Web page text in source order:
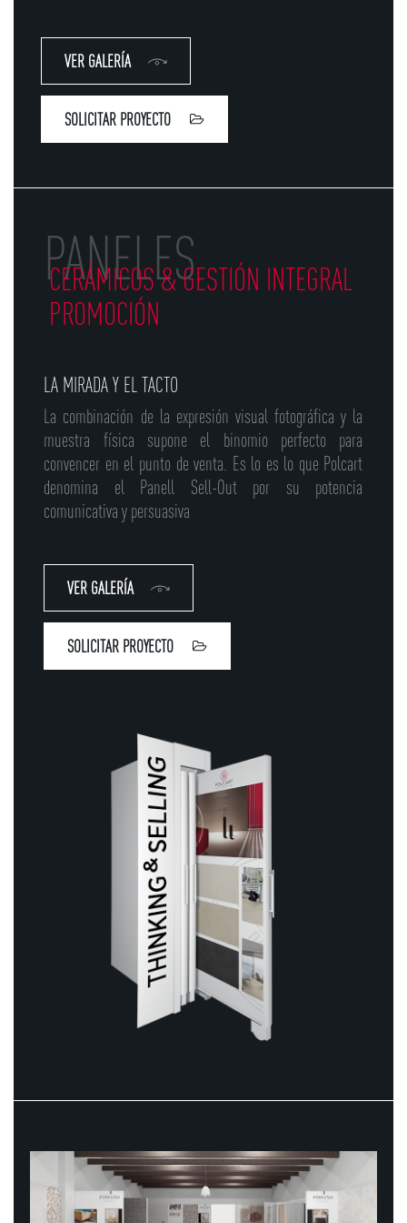
VER GALERÍA
SOLICITAR PROYECTO
PANELES
CERÁMICOS & GESTIÓN INTEGRAL
PROMOCIÓN
LA MIRADA Y EL TACTO
La combinación de la expresión visual fotográfica y la
muestra física supone el binomio perfecto para
convencer en el punto de venta. Es lo es lo que Polcart
denomina el Panell Sell-Out por su potencia
comunicativa y persuasiva
VER GALERÍA
SOLICITAR PROYECTO